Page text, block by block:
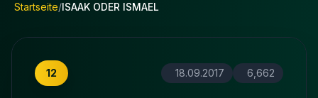
Startseite/ISAAK ODER ISMAEL
12 18.09.2017 6,662